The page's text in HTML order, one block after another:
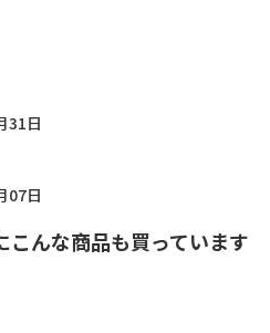
31日
07日
こんな商品も買っています